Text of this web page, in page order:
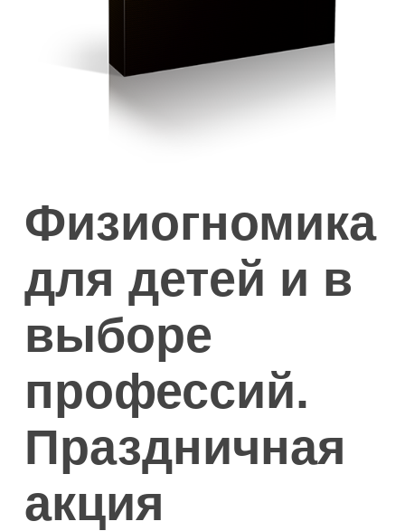
Физиогномика
для детей и в
выборе
профессий.
Праздничная
акция